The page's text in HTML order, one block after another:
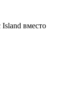
вместо